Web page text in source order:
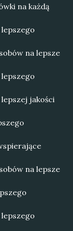
na każdą
na lepsze
jakości
na lepsze